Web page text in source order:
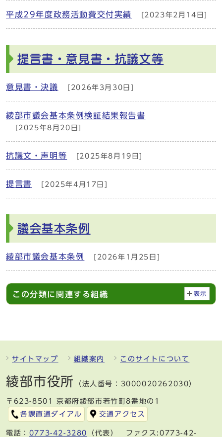
平成29年度政務活動費交付実績 [2023年2月14日]
提言書・意見書・抗議文等
意見書・決議 [2026年3月30日]
綾部市議会基本条例検証結果報告書
[2025年8月20日]
抗議文・声明等 [2025年8月19日]
提言書 [2025年4月17日]
議会基本条例
綾部市議会基本条例 [2026年1月25日]
この分類に関連する組織 表示
サイトマップ 組織案内 このサイトについて
綾部市役所 （法人番号：3000020262030）
〒623-8501 京都府綾部市若竹町8番地の1
各課直通ダイアル
交通アクセス
電話： 0773-42-3280
（代表） ファクス:0773-42-